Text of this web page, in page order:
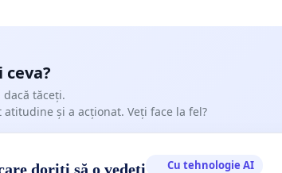
tăceți.
și a acționat. Veți face la fel?
doriți să o vedeți Cu tehnologie AI